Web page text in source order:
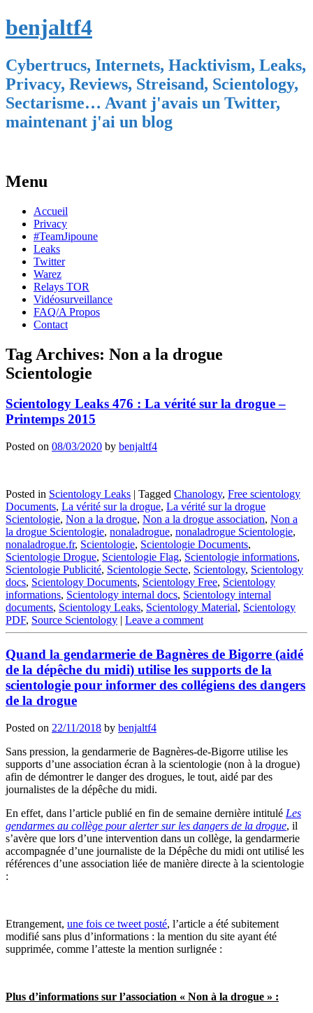
benjaltf4
Cybertrucs, Internets, Hacktivism, Leaks,
Privacy, Reviews, Streisand, Scientology,
Sectarisme… Avant j'avais un Twitter,
maintenant j'ai un blog
Menu
Skip
content
Accueil
Privacy
#TeamJipoune
Leaks
Twitter
Warez
Relays TOR
Vidéosurveillance
FAQ/A Propos
Contact
Tag Archives: Non a la drogue
Scientologie
Scientology Leaks 476 : La vérité sur la drogue –
Printemps 2015
Posted on 08/03/2020 by benjaltf4
Posted in Scientology Leaks | Tagged Chanology, Free scientology
Documents, La vérité sur la drogue, La vérité sur la drogue
Scientologie, Non a la drogue, Non a la drogue association, Non a
la drogue Scientologie, nonaladrogue, nonaladrogue Scientologie,
nonaladrogue.fr, Scientologie, Scientologie Documents,
Scientologie Drogue, Scientologie Flag, Scientologie informations,
Scientologie Publicité, Scientologie Secte, Scientology, Scientology
docs, Scientology Documents, Scientology Free, Scientology
informations, Scientology internal docs, Scientology internal
documents, Scientology Leaks, Scientology Material, Scientology
PDF, Source Scientology | Leave a comment
Quand la gendarmerie de Bagnères de Bigorre (aidé
de la dépêche du midi) utilise les supports de la
scientologie pour informer des collégiens des dangers
de la drogue
Posted on 22/11/2018 by benjaltf4
Sans pression, la gendarmerie de Bagnères-de-Bigorre utilise les
supports d’une association écran à la scientologie (non à la drogue)
afin de démontrer le danger des drogues, le tout, aidé par des
journalistes de la dépêche du midi.
En effet, dans l’article publié en fin de semaine dernière intitulé Les
gendarmes au collège pour alerter sur les dangers de la drogue, il
s’avère que lors d’une intervention dans un collège, la gendarmerie
accompagnée d’une journaliste de la Dépêche du midi ont utilisé les
références d’une association liée de manière directe à la scientologie
:
Etrangement, une fois ce tweet posté, l’article a été subitement
modifié sans plus d’informations : la mention du site ayant été
supprimée, comme l’atteste la mention surlignée :
Plus d’informations sur l’association « Non à la drogue » :